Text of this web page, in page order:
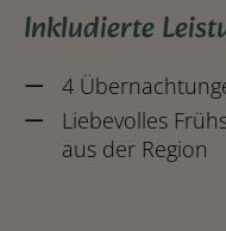
Inkludierte
4
Liebevolles
aus der Region